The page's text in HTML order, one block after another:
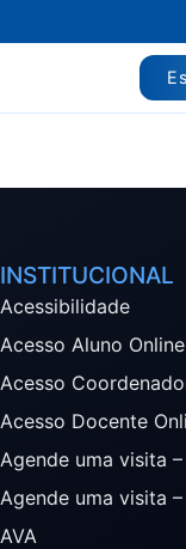
INSTITUCIONAL
Acessibilidade
Acesso Aluno Online
Acesso
Acesso Docente
Agende uma visita
Agende uma visita
AVA